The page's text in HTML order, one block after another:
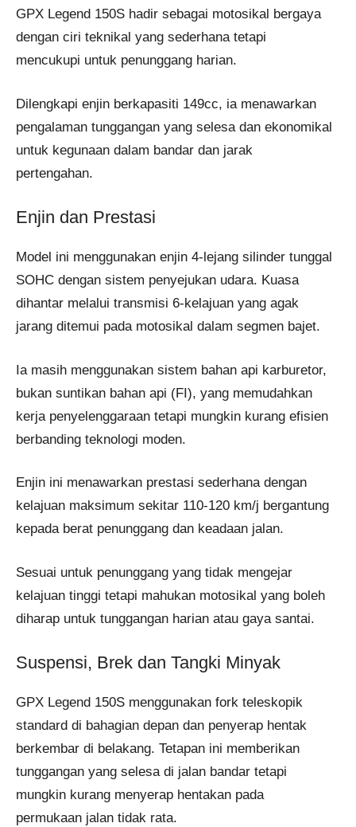
GPX Legend 150S hadir sebagai motosikal bergaya
dengan ciri teknikal yang sederhana tetapi
mencukupi untuk penunggang harian.
Dilengkapi enjin berkapasiti 149cc, ia menawarkan
pengalaman tunggangan yang selesa dan ekonomikal
untuk kegunaan dalam bandar dan jarak
pertengahan.
Enjin dan Prestasi
Model ini menggunakan enjin 4-lejang silinder tunggal
SOHC dengan sistem penyejukan udara. Kuasa
dihantar melalui transmisi 6-kelajuan yang agak
jarang ditemui pada motosikal dalam segmen bajet.
Ia masih menggunakan sistem bahan api karburetor,
bukan suntikan bahan api (FI), yang memudahkan
kerja penyelenggaraan tetapi mungkin kurang efisien
berbanding teknologi moden.
Enjin ini menawarkan prestasi sederhana dengan
kelajuan maksimum sekitar 110-120 km/j bergantung
kepada berat penunggang dan keadaan jalan.
Sesuai untuk penunggang yang tidak mengejar
kelajuan tinggi tetapi mahukan motosikal yang boleh
diharap untuk tunggangan harian atau gaya santai.
Suspensi, Brek dan Tangki Minyak
GPX Legend 150S menggunakan fork teleskopik
standard di bahagian depan dan penyerap hentak
berkembar di belakang. Tetapan ini memberikan
tunggangan yang selesa di jalan bandar tetapi
mungkin kurang menyerap hentakan pada
permukaan jalan tidak rata.